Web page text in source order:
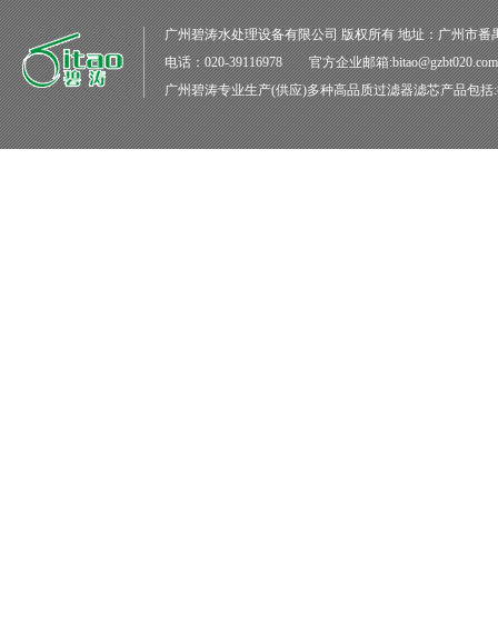
广州碧涛水处理设备有限公司版权所有 地址：广州市番
电话：020-39116978 官方企业邮箱
广州碧涛专业生产(供应)多种高品质过滤器滤芯产品包括: